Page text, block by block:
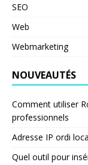
SEO
Web
Webmarketing
NOUVEAUTÉS
Comment utiliser
professionnels
Adresse IP ordi
Quel outil pour